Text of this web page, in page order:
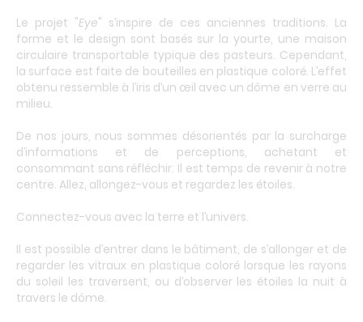
Le projet "Eye" s’inspire de ces anciennes traditions. La
forme et le design sont basés sur la yourte, une maison
circulaire transportable typique des pasteurs. Cependant,
la surface est faite de bouteilles en plastique coloré. L’effet
obtenu ressemble à l’iris d’un œil avec un dôme en verre au
milieu.
De nos jours, nous sommes désorientés par la surcharge
d’informations et de perceptions, achetant et
consommant sans réfléchir. Il est temps de revenir à notre
centre. Allez, allongez-vous et regardez les étoiles.
Connectez-vous avec la terre et l’univers.
Il est possible d’entrer dans le bâtiment, de s’allonger et de
regarder les vitraux en plastique coloré lorsque les rayons
du soleil les traversent, ou d’observer les étoiles la nuit à
travers le dôme.